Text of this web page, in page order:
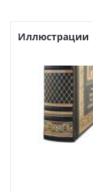
В продаже с:
Иллюстрации